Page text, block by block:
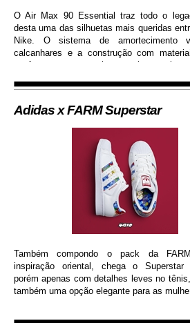
O Air Max 90 Essential traz todo o
desta uma das silhuetas mais queridas
Nike. O sistema de amortecimento
calcanhares e a construção com
conferem ao sneaker muito mais
durabilidade, além de contar com
moderna...
Adidas x FARM Superstar
Também compondo o pack da
inspiração oriental, chega o Superstar
porém apenas com detalhes leves no
também uma opção elegante para as